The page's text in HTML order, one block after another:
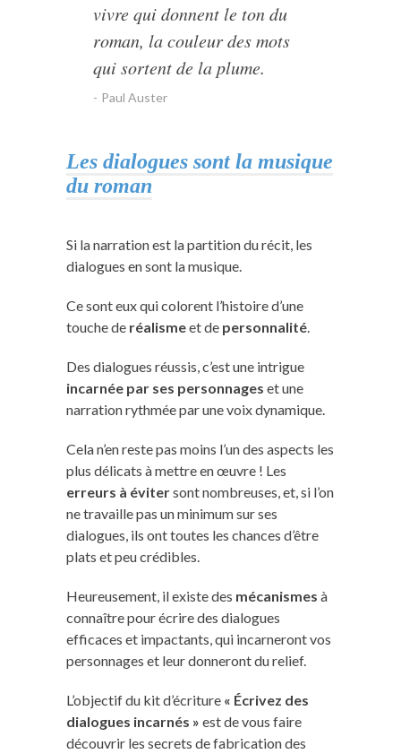
vivre qui donnent le ton du
roman, la couleur des mots
qui sortent de la plume.
Paul Auster
Les dialogues sont la musique
du roman
Si la narration est la partition du récit, les
dialogues en sont la musique.
Ce sont eux qui colorent l’histoire d’une
touche de réalismeet de personnalité
Des dialogues réussis, c’est une intrigue
incarnée par ses personnages et une
narration rythmée par une voix dynamique.
Cela n’en reste pas moins l’un des aspects les
plus délicats à mettre en œuvre ! Les
erreurs à évitersont nombreuses, et, si l’on
ne travaille pas un minimum sur ses
dialogues, ils ont toutes les chances d’être
plats et peu crédibles.
Heureusement, il existe des mécanismes à
connaître pour écrire des dialogues
efficaces et impactants, qui incarneront vos
personnages et leur donneront du relief.
L’objectif du kit d’écriture « Écrivez des
dialogues incarnés » est de vous faire
découvrir les secrets de fabrication des